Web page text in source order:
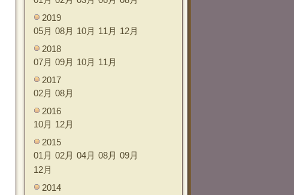
2019
05月 08月 10月 11月 12月
2018
07月 09月 10月 11月
2017
02月 08月
2016
10月 12月
2015
01月 02月 04月 08月 09月
12月
2014